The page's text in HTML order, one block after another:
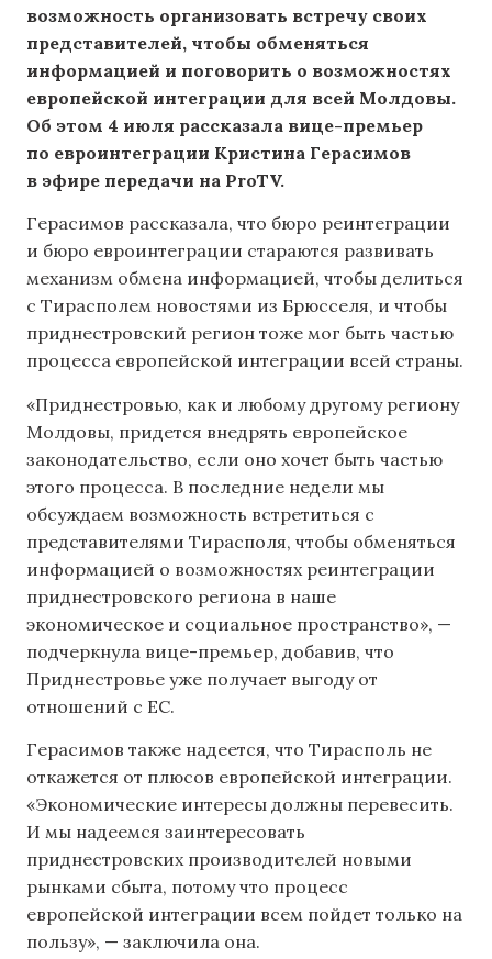
возможность организовать встречу своих
представителей, чтобы обменяться
информацией и поговорить о возможностях
европейской интеграции для всей Молдовы.
Об этом 4 июля рассказала вице-премьер
по евроинтеграции Кристина Герасимов
в эфире передачи на ProTV.
Герасимов рассказала, что бюро реинтеграции
и бюро евроинтеграции стараются развивать
механизм обмена информацией, чтобы делиться
с Тирасполем новостями из Брюсселя, и чтобы
приднестровский регион тоже мог быть частью
процесса европейской интеграции всей страны.
«Приднестровью, как и любому другому региону
Молдовы, придется внедрять европейское
законодательство, если оно хочет быть частью
этого процесса. В последние недели мы
обсуждаем возможность встретиться с
представителями Тирасполя, чтобы обменяться
информацией о возможностях реинтеграции
приднестровского региона в наше
экономическое и социальное пространство», —
подчеркнула вице-премьер, добавив, что
Приднестровье уже получает выгоду от
отношений с ЕС.
Герасимов также надеется, что Тирасполь не
откажется от плюсов европейской интеграции.
«Экономические интересы должны перевесить.
И мы надеемся заинтересовать
приднестровских производителей новыми
рынками сбыта, потому что процесс
европейской интеграции всем пойдет только на
пользу», — заключила она.